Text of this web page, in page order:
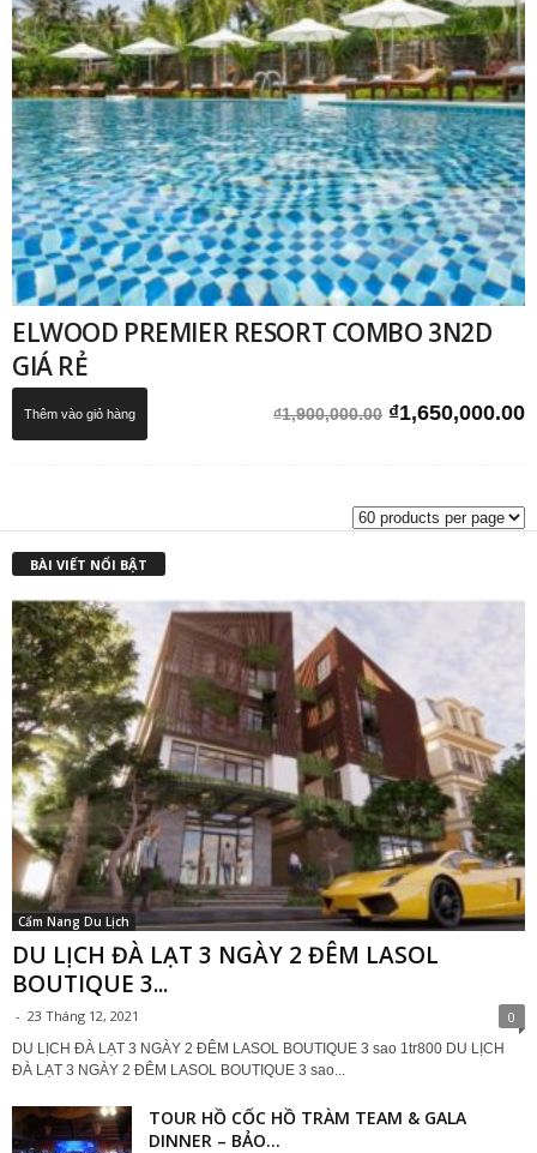
ELWOOD PREMIER RESORT COMBO 3N2D
GIÁ RẺ
₫1,900,000.00 Giá
₫1,650,000.00
Thêm vào giỏ hàng
BÀI VIẾT NỔI BẬT
Cẩm Nang Du Lịch
DU LỊCH ĐÀ LẠT 3 NGÀY 2 ĐÊM LASOL
BOUTIQUE 3...
- 23 Tháng 12, 2021 0
DU LỊCH ĐÀ LẠT 3 NGÀY 2 ĐÊM LASOL BOUTIQUE 3 sao 1tr800 DU LỊCH
ĐÀ LẠT 3 NGÀY 2 ĐÊM LASOL BOUTIQUE 3 sao...
TOUR HỒ CỐC HỒ TRÀM TEAM & GALA
DINNER – BẢO...